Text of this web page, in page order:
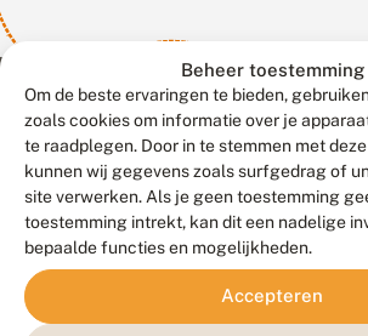
Beheer toestemming
Om de beste ervaringen te bieden,
zoals cookies om informatie over je
te raadplegen. Door in te stemmen met
kunnen wij gegevens zoals surfgedrag of
site verwerken. Als je geen toestemming
toestemming intrekt, kan dit een nadelige
bepaalde functies en mogelijkheden.
Accepteren
Contact
Veelgestelde vragen
Meld waarnemingen© 2026 Vlinderstichting
Duurzaam ontwikkeld door
Go2People
Blue Field Agency
Privacy
Disclaimer
Sitemap